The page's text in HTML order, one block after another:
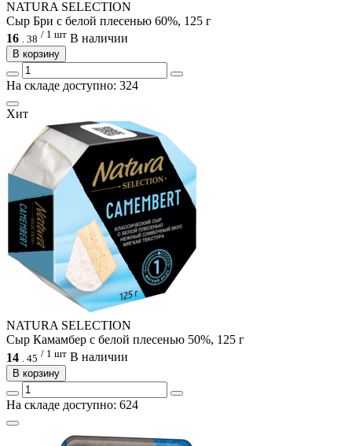
NATURA SELECTION
Сыр Бри с белой плесенью 60%, 125 г
16 . 38 / 1 шт В наличии
В корзину
На складе доступно: 324
Хит
NATURA SELECTION
Сыр Камамбер с белой плесенью 50%, 125 г
14
45 / 1 шт В наличии
В корзину
На складе доступно: 624